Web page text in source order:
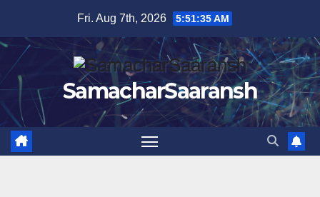
content
Fri. Aug 7th, 2026 5:51:35 AM
SamacharSaaransh